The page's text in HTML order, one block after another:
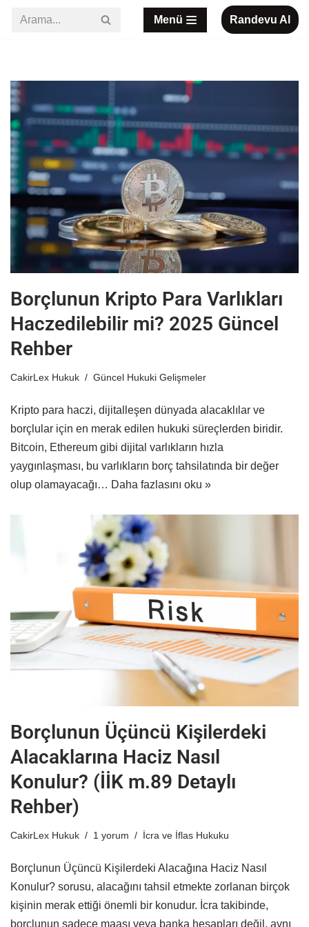
Menü Randevu Al
Borçlunun Kripto Para Varlıkları
Haczedilebilir mi? 2025 Güncel
Rehber
CakirLex Hukuk Güncel Hukuki Gelişmeler
Kripto para haczi, dijitalleşen dünyada alacaklılar ve
borçlular için en merak edilen hukuki süreçlerden biridir.
Bitcoin, Ethereum gibi dijital varlıkların hızla
yaygınlaşması, bu varlıkların borç tahsilatında bir değer
olup olamayacağı… Daha fazlasını oku »
Borçlunun Üçüncü Kişilerdeki
Alacaklarına Haciz Nasıl
Konulur? (İİK m.89 Detaylı
Rehber)
CakirLex Hukuk 1 yorum İcra ve İflas Hukuku
Borçlunun Üçüncü Kişilerdeki Alacağına Haciz Nasıl
Konulur? sorusu, alacağını tahsil etmekte zorlanan birçok
kişinin merak ettiği önemli bir konudur. İcra takibinde,
borçlunun sadece maaşı veya banka hesapları değil, aynı